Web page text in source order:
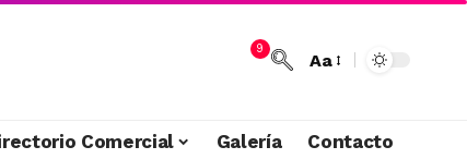
9
Aa
Comercial Galería Contacto